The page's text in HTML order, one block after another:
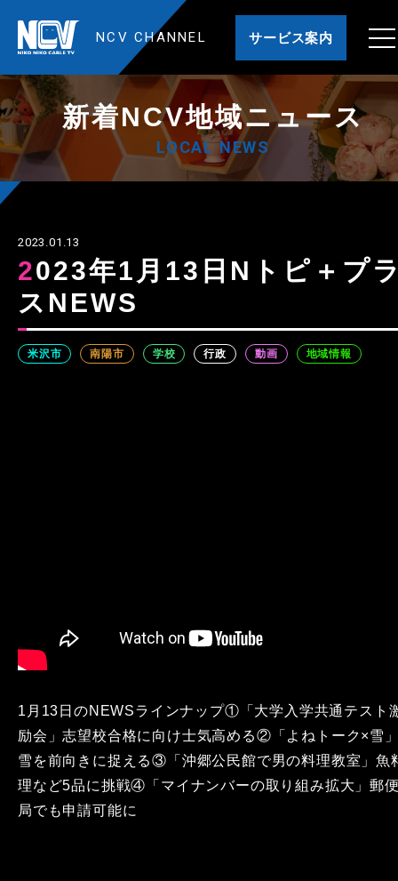
NCV CHANNEL サービス案内
新着NCV地域ニュース
LOCAL NEWS
2023.01.13
2023年1月13日Nトピ＋プラ
スNEWS
米沢市 南陽市 学校 行政 動画 地域情報
1月13日のNEWSラインナップ①「大学入学共通テスト
励会」志望校合格に向け士気高める②「よねトーク×雪
雪を前向きに捉える③「沖郷公民館で男の料理教室」魚
理など5品に挑戦④「マイナンバーの取り組み拡大」郵
局でも申請可能に